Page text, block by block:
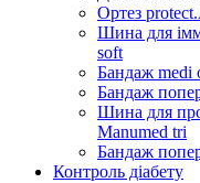
Ортез
Шина для
soft
Бандаж medi
Бандаж
Шина для
Manumed tri
Бандаж
Контроль діабету